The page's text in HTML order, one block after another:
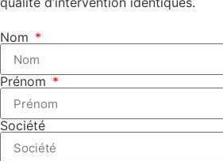
Nom
Prénom
Société